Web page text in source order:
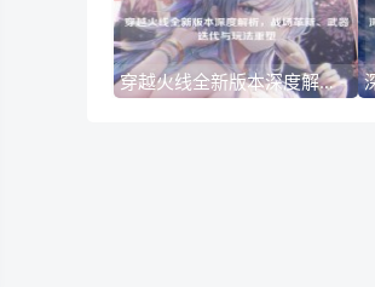
穿越火线全新版本深度解析，战场革新、武器迭代与玩法重塑